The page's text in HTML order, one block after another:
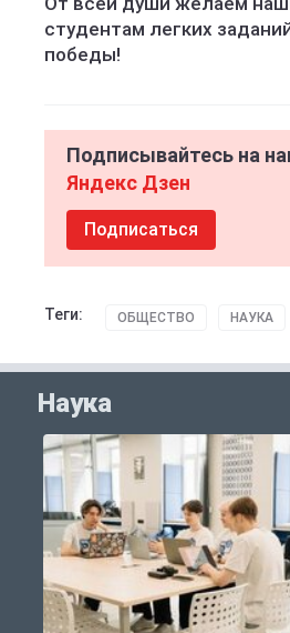
студентам легких
победы!
Подписывайтесь на
Яндекс Дзен
Подписаться
Теги: ОБЩЕСТВО НАУКА
Наука